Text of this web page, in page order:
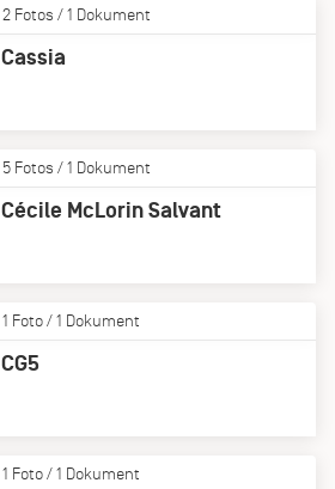
2 Fotos / 1 Dokument
Cassia
5 Fotos / 1 Dokument
Cécile McLorin Salvant
1 Foto / 1 Dokument
CG5
1 Foto / 1 Dokument